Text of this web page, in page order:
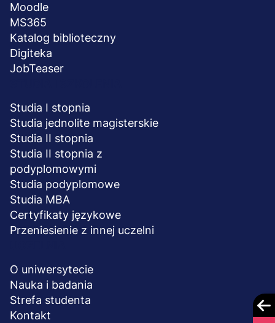
Moodle
MS365
Katalog biblioteczny
Digiteka
JobTeaser
Studia I stopnia
Studia jednolite magisterskie
Studia II stopnia
Studia II stopnia z
podyplomowymi
Studia podyplomowe
Studia MBA
Certyfikaty językowe
Przeniesienie z innej uczelni
O uniwersytecie
Nauka i badania
Strefa studenta
Kontakt